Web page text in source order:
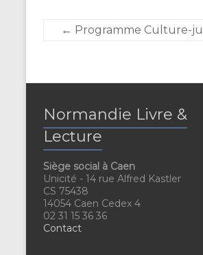
← Programme Culture-
Normandie Livre &
Lecture
Siège social à Caen
Unicité - 14 rue Alfred Kastler
CS 75438
14054 Caen Cedex 4
02 31 15 36 36
Contact